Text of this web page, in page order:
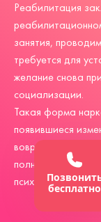
Реабилитация
занятия,
требуется для
желание снова
социализации.
Такая форма
появившиеся
вовремя
полный курс
психологическое
бесплатно